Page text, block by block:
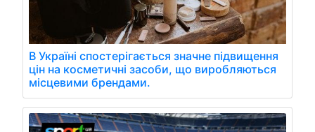
В Україні спостерігається значне підвищення
цін на косметичні засоби, що виробляються
місцевими брендами.